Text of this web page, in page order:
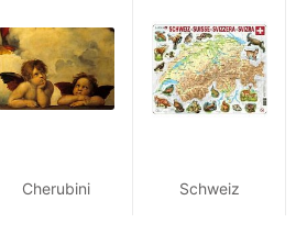
Cherubini Schweiz